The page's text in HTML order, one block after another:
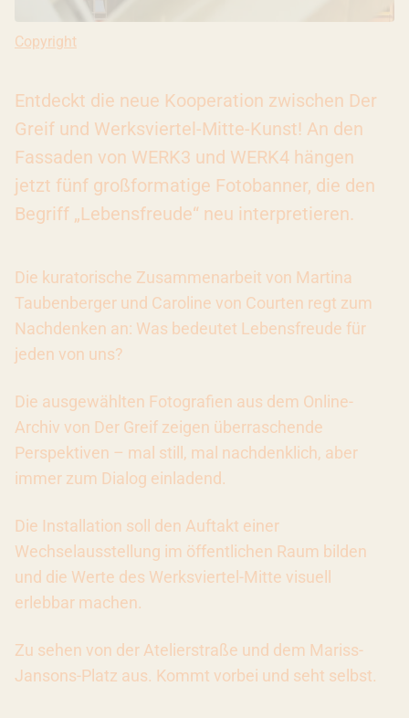
Copyright: URKERN, Ivana Bilz
Copyright
Entdeckt die neue Kooperation zwischen Der
Greif und Werksviertel-Mitte-Kunst! An den
Fassaden von WERK3 und WERK4 hängen
jetzt fünf großformatige Fotobanner, die den
Begriff „Lebensfreude“ neu interpretieren.
Die kuratorische Zusammenarbeit von Martina
Taubenberger und Caroline von Courten regt zum
Nachdenken an: Was bedeutet Lebensfreude für
jeden von uns?
Die ausgewählten Fotografien aus dem Online-
Archiv von Der Greif zeigen überraschende
Perspektiven – mal still, mal nachdenklich, aber
immer zum Dialog einladend.
Die Installation soll den Auftakt einer
Wechselausstellung im öffentlichen Raum bilden
und die Werte des Werksviertel-Mitte visuell
erlebbar machen.
Zu sehen von der Atelierstraße und dem Mariss-
Jansons-Platz aus. Kommt vorbei und seht selbst.